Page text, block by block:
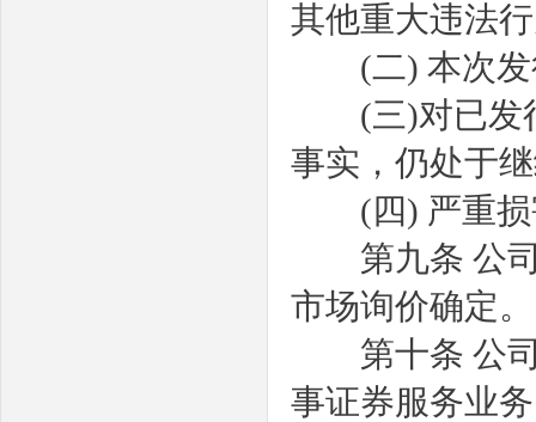
其他重大违法
(二) 本次
(三)对已发
事实，仍处于
(四) 严重
第九条 公
市场询价确定。
第十条 公
事证券服务业